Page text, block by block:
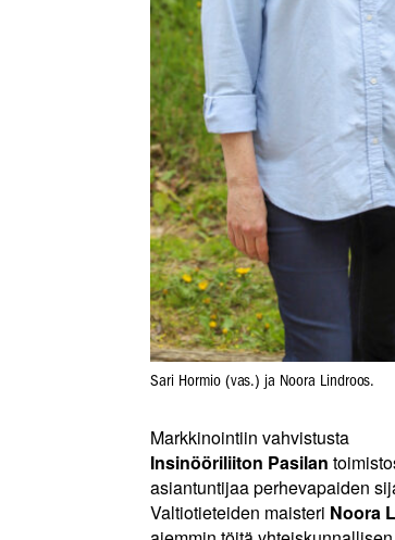
Sari Hormio (vas.) ja Noora Lindroos.
Markkinointiin vahvistusta
Insinööriliiton Pasilan
asiantuntijaa perhevapaiden
Valtiotieteiden maisteri Noora